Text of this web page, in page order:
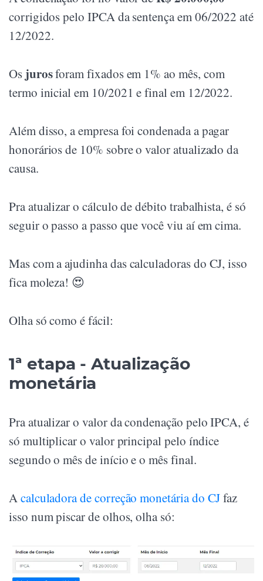
corrigidos pelo IPCA da sentença em 06/2022 até
12/2022.
Os jurosforam fixados em 1% ao mês, com
termo inicial em 10/2021 e final em 12/2022.
Além disso, a empresa foi condenada a pagar
honorários de 10% sobre o valor atualizado da
causa.
Pra atualizar o cálculo de débito trabalhista, é só
seguir o passo a passo que você viu aí em cima.
Mas com a ajudinha das calculadoras do CJ, isso
fica moleza! 😍
Olha só como é fácil:
1ª etapa - Atualização
monetária
Pra atualizar o valor da condenação pelo IPCA, é
só multiplicar o valor principal pelo índice
segundo o mês de início e o mês final.
Acalculadora de correção monetária do CJfaz
isso num piscar de olhos, olha só: